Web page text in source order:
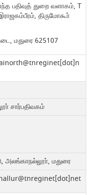
பதிவுத் துறை வளாகம், T
திருமோகூா்
மதுரை 625107
சார்பதிவகம்
அலங்காநல்லூா், மதுரை